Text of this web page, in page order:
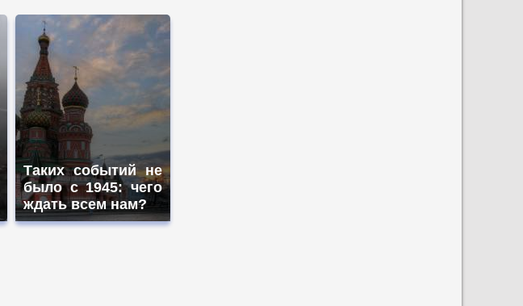
Таких событий не
было с 1945: чего
ждать всем нам?